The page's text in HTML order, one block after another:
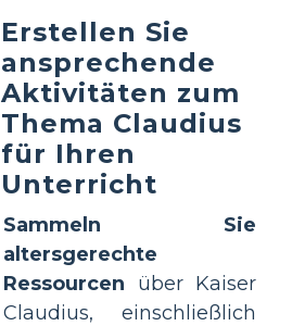
Erstellen Sie
ansprechende
Aktivitäten zum
Thema Claudius
für Ihren
Unterricht
Sammeln Sie
altersgerechte
Ressourcen über Kaiser
Claudius, einschließlich